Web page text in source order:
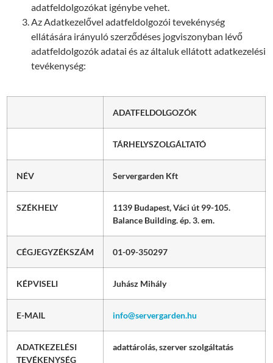
adatfeldolgozókat igénybe vehet.
Az Adatkezelővel adatfeldolgozói tevekénység
ellátására irányuló szerződéses jogviszonyban lévő
adatfeldolgozók adatai és az általuk ellátott adatkezelési
tevékenység:
ADATFELDOLGOZÓK
TÁRHELYSZOLGÁLTATÓ
NÉV Servergarden Kft
SZÉKHELY
1139 Budapest, Váci út 99-105.
Balance Building. ép. 3. em.
CÉGJEGYZÉKSZÁM 01-09-350297
KÉPVISELI Juhász Mihály
E-MAIL info@servergarden.hu
ADATKEZELÉSI
TEVÉKENYSÉG
adattárolás, szerver szolgáltatás